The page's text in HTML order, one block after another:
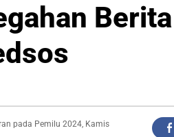
Berita
pada Pemilu 2024, Kamis